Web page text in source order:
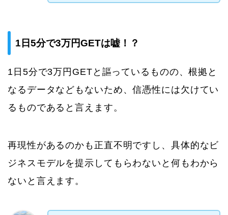
1日5分で3万円GETは嘘！？
1日5分で3万円GETと謳っているものの、根拠と
なるデータなどもないため、信憑性には欠けてい
るものであると言えます。
再現性があるのかも正直不明ですし、具体的なビ
ジネスモデルを提示してもらわないと何もわから
ないと言えます。